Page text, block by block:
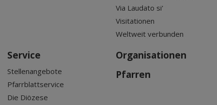
Via Laudato si'
Visitationen
Weltweit verbunden
Service
Stellenangebote
Pfarrblattservice
Die Diözese
Organisationen
Pfarren